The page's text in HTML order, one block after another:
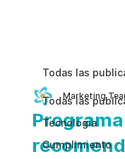
Todas las
Tecnologia
Cumplimiento
Todas las
Marketing